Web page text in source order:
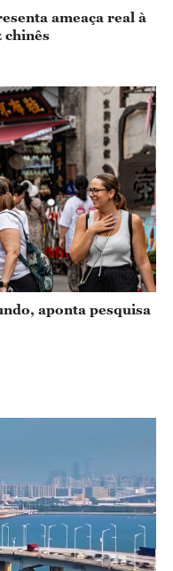
ameaça real à
chinês
aponta pesquisa